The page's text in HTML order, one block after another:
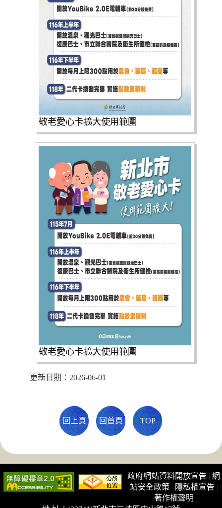
敬老愛心卡擴大使用範圍
敬老愛心卡擴大使用範圍
更新日期：2026-06-01
回上頁 回首頁 TOP
政府網站資料開放宣告 | 網
站安全政策 | 隱私權宣告 |
著作權聲明